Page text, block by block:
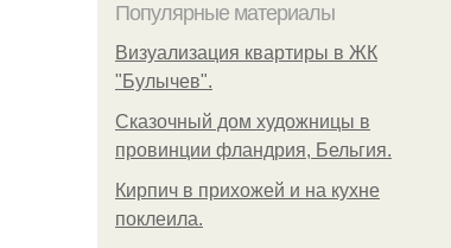
Популярные материалы
Визуализация квартиры в ЖК
"Булычев".
Сказочный дом художницы в
провинции фландрия, Бельгия.
Кирпич в прихожей и на кухне
поклеила.